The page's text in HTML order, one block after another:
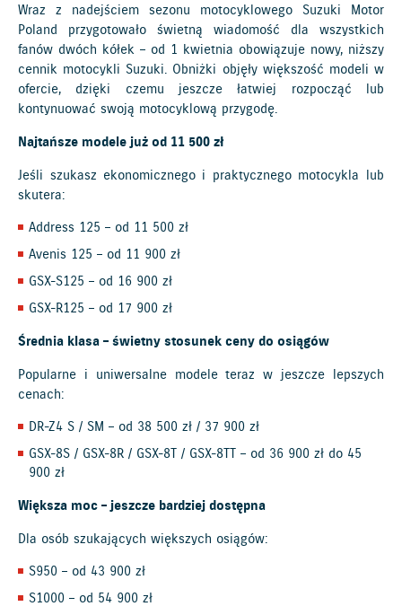
Wraz z nadejściem sezonu motocyklowego Suzuki Motor
Poland przygotowało świetną wiadomość dla wszystkich
fanów dwóch kółek – od 1 kwietnia obowiązuje nowy, niższy
cennik motocykli Suzuki. Obniżki objęły większość modeli w
ofercie, dzięki czemu jeszcze łatwiej rozpocząć lub
kontynuować swoją motocyklową przygodę.
Najtańsze modele już od 11 500 zł
Jeśli szukasz ekonomicznego i praktycznego motocykla lub
skutera:
Address 125 – od 11 500 zł
Avenis 125 – od 11 900 zł
GSX-S125 – od 16 900 zł
GSX-R125 – od 17 900 zł
Średnia klasa – świetny stosunek ceny do osiągów
Popularne i uniwersalne modele teraz w jeszcze lepszych
cenach:
DR-Z4 S / SM – od 38 500 zł / 37 900 zł
GSX-8S / GSX-8R / GSX-8T / GSX-8TT – od 36 900 zł do 45
900 zł
Większa moc – jeszcze bardziej dostępna
Dla osób szukających większych osiągów:
S950 – od 43 900 zł
S1000 – od 54 900 zł